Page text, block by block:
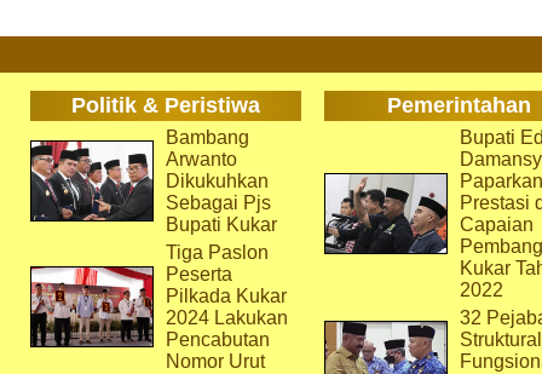
Politik & Peristiwa Pemerintahan
Bambang
Arwanto
Dikukuhkan
Sebagai Pjs
Bupati Kukar
Tiga Paslon
Peserta
Pilkada Kukar
2024 Lakukan
Pencabutan
Nomor Urut
Bupati
Paparkan
Prestasi
Capaian
Kukar
2022
32